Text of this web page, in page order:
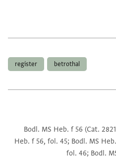
betrothal
register
Bodl. MS Heb. f 56 (Cat.
Heb. f 56, fol. 45; Bodl. MS
fol. 46; Bodl.